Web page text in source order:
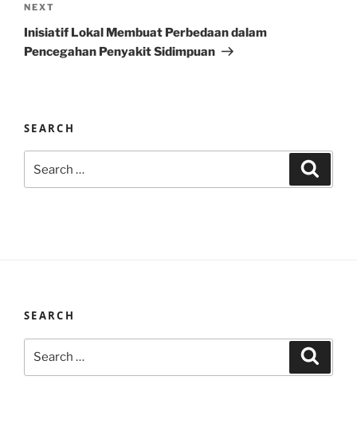
Next
Post
NEXT
Inisiatif Lokal Membuat Perbedaan dalam
Pencegahan Penyakit Sidimpuan
SEARCH
for:
SEARCH